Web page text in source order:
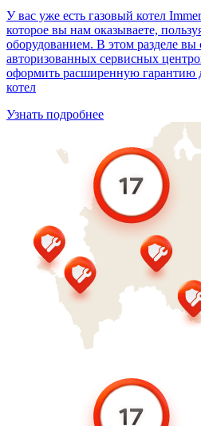
У вас уже есть газовый котел
которое вы нам оказываете,
оборудованием. В этом разделе вы
авторизованных сервисных
оформить расширенную гарантию
котел
Узнать подробнее